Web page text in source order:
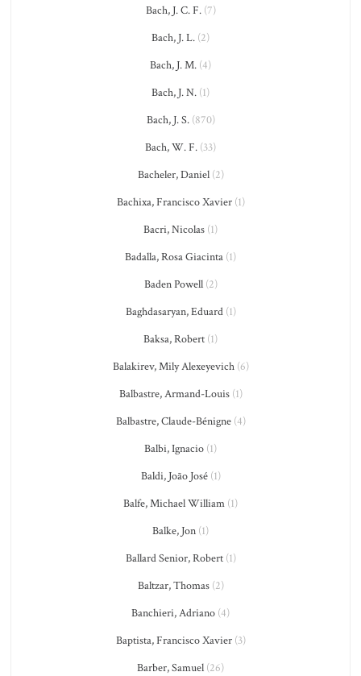
Bach, J. C. F.(7)
Bach, J. L. (2)
Bach, J. M. (4)
Bach, J. N. (1)
Bach, J. S.(870)
Bach, W. F. (33)
Bacheler, Daniel(2)
Bachixa, Francisco Xavier(1)
Bacri, Nicolas (1)
Badalla, Rosa Giacinta (1)
Baden Powell(2)
Baghdasaryan, Eduard(1)
Baksa, Robert (1)
Balakirev, Mily Alexeyevich(6)
Balbastre, Armand-Louis(1)
Balbastre, Claude-Bénigne(4)
Balbi, Ignacio (1)
Baldi, João José(1)
Balfe, Michael William (1)
Balke, Jon (1)
Ballard Senior, Robert(1)
Baltzar, Thomas(2)
Banchieri, Adriano (4)
Baptista, Francisco Xavier(3)
Barber, Samuel (26)